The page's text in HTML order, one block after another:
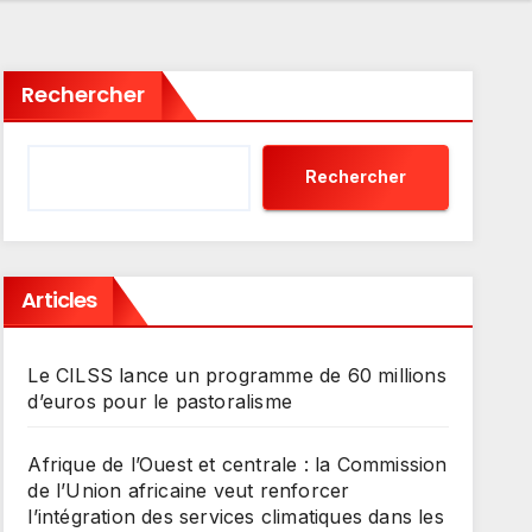
Rechercher
Rechercher
Articles
Le CILSS lance un programme de 60 millions
d’euros pour le pastoralisme
Afrique de l’Ouest et centrale : la Commission
de l’Union africaine veut renforcer
l’intégration des services climatiques dans les